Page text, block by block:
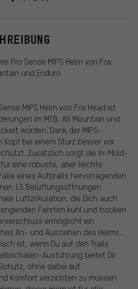
Pro Sense MIPS Helm von Fox
und Enduro
MIPS Helm von Fox Head ist
im MTB, All Mountain und
worden. Dank der MIPS-
Kopf bei einem Sturz besser vor
Zusätzlich sorgt die In-Mold-
eine robuste, aber leichte
eines Aufpralls hervorragenden
15 Belüftungsöffnungen
Luftzirkulation, die Dich auch
Fahrten kühl und trocken
ermöglicht ein
An- und Ausziehen des Helms,
ist, wenn Du auf den Trails
Ausführung bietet Dir
ohne dabei auf
Komfort verzichten zu müssen.